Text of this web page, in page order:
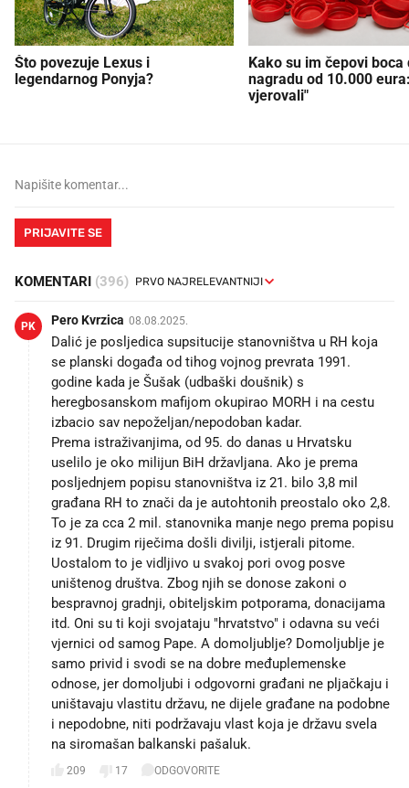
Što povezuje Lexus i
legendarnog Ponyja?
Kako su im čepovi boca
nagradu od 10.000
vjerovali"
PRIJAVITE SE
KOMENTARI (396)
PK Pero Kvrzica 08.08.2025.
Dalić je posljedica supsitucije stanovništva u RH koja
se planski događa od tihog vojnog prevrata 1991.
godine kada je Šušak (udbaški doušnik) s
heregbosanskom mafijom okupirao MORH i na cestu
izbacio sav nepoželjan/nepodoban kadar.
Prema istraživanjima, od 95. do danas u Hrvatsku
uselilo je oko milijun BiH državljana. Ako je prema
posljednjem popisu stanovništva iz 21. bilo 3,8 mil
građana RH to znači da je autohtonih preostalo oko 2,8.
To je za cca 2 mil. stanovnika manje nego prema popisu
iz 91. Drugim riječima došli divilji, istjerali pitome.
Uostalom to je vidljivo u svakoj pori ovog posve
uništenog društva. Zbog njih se donose zakoni o
bespravnoj gradnji, obiteljskim potporama, donacijama
itd. Oni su ti koji svojataju "hrvatstvo" i odavna su veći
vjernici od samog Pape. A domoljublje? Domoljublje je
samo privid i svodi se na dobre međuplemenske
odnose, jer domoljubi i odgovorni građani ne pljačkaju i
uništavaju vlastitu državu, ne dijele građane na podobne
i nepodobne, niti podržavaju vlast koja je državu svela
na siromašan balkanski pašaluk.
209 17
ODGOVORITE